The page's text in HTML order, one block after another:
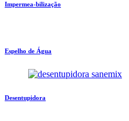
Impermea-bilização
Espelho de Água
Desentupidora